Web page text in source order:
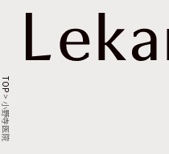
TOP
>
小野寺医院